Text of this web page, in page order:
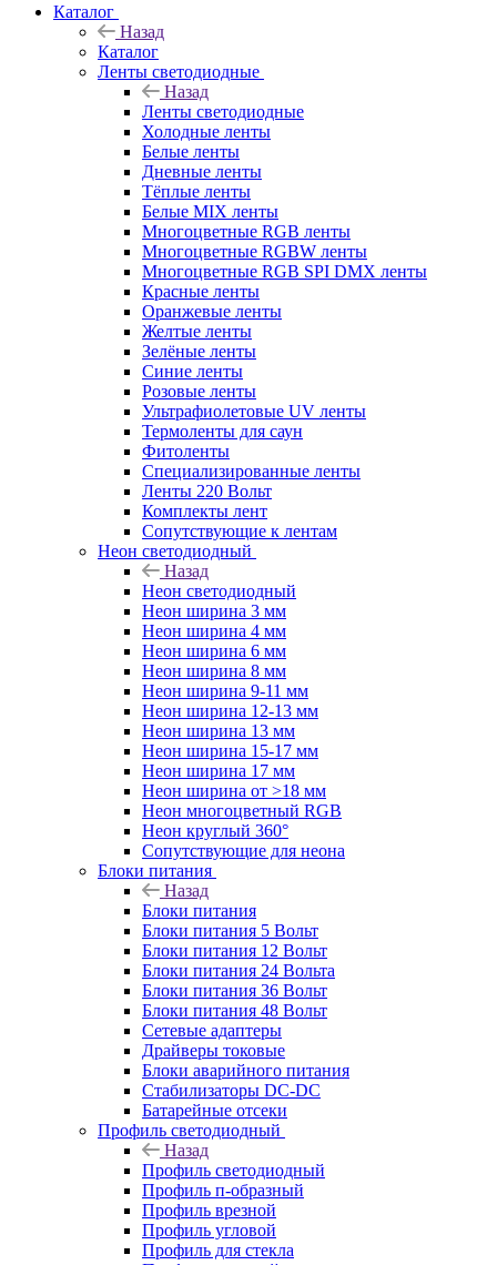
Каталог
Назад
Каталог
Ленты светодиодные
Назад
Ленты светодиодные
Холодные ленты
Белые ленты
Дневные ленты
Тёплые ленты
Белые MIX ленты
Многоцветные RGB ленты
Многоцветные RGBW ленты
Многоцветные RGB SPI DMX ленты
Красные ленты
Оранжевые ленты
Желтые ленты
Зелёные ленты
Синие ленты
Розовые ленты
Ультрафиолетовые UV ленты
Термоленты для саун
Фитоленты
Специализированные ленты
Ленты 220 Вольт
Комплекты лент
Сопутствующие к лентам
Неон светодиодный
Назад
Неон светодиодный
Неон ширина 3 мм
Неон ширина 4 мм
Неон ширина 6 мм
Неон ширина 8 мм
Неон ширина 9-11 мм
Неон ширина 12-13 мм
Неон ширина 13 мм
Неон ширина 15-17 мм
Неон ширина 17 мм
Неон ширина от >18 мм
Неон многоцветный RGB
Неон круглый 360°
Сопутствующие для неона
Блоки питания
Назад
Блоки питания
Блоки питания 5 Вольт
Блоки питания 12 Вольт
Блоки питания 24 Вольта
Блоки питания 36 Вольт
Блоки питания 48 Вольт
Сетевые адаптеры
Драйверы токовые
Блоки аварийного питания
Стабилизаторы DC-DC
Батарейные отсеки
Профиль светодиодный
Назад
Профиль светодиодный
Профиль п-образный
Профиль врезной
Профиль угловой
Профиль для стекла